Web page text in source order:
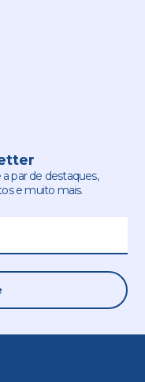
par de destaques,
e muito mais.